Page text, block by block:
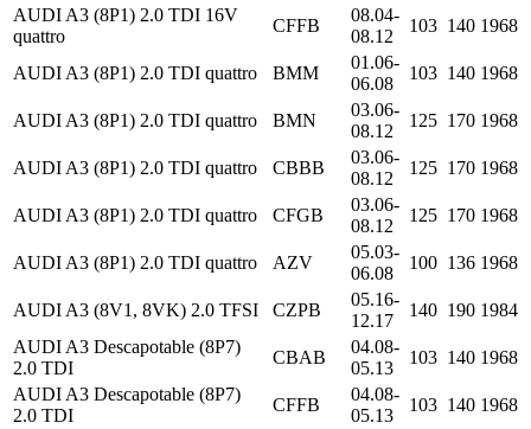
AUDI A3 (8P1) 2.0 TDI 16V
quattro
CFFB
08.04-
08.12
103 140 1968
AUDI A3 (8P1) 2.0 TDI quattro BMM
01.06-
06.08
103 140 1968
AUDI A3 (8P1) 2.0 TDI quattro BMN
03.06-
08.12
125 170 1968
AUDI A3 (8P1) 2.0 TDI quattro CBBB
03.06-
08.12
125 170 1968
AUDI A3 (8P1) 2.0 TDI quattro CFGB
03.06-
08.12
125 170 1968
AUDI A3 (8P1) 2.0 TDI quattro AZV
05.03-
06.08
100 136 1968
AUDI A3 (8V1, 8VK) 2.0 TFSI CZPB
05.16-
12.17
140 190 1984
AUDI A3 Descapotable (8P7)
2.0 TDI
CBAB
04.08-
05.13
103 140 1968
AUDI A3 Descapotable (8P7)
2.0 TDI
CFFB
04.08-
05.13
103 140 1968